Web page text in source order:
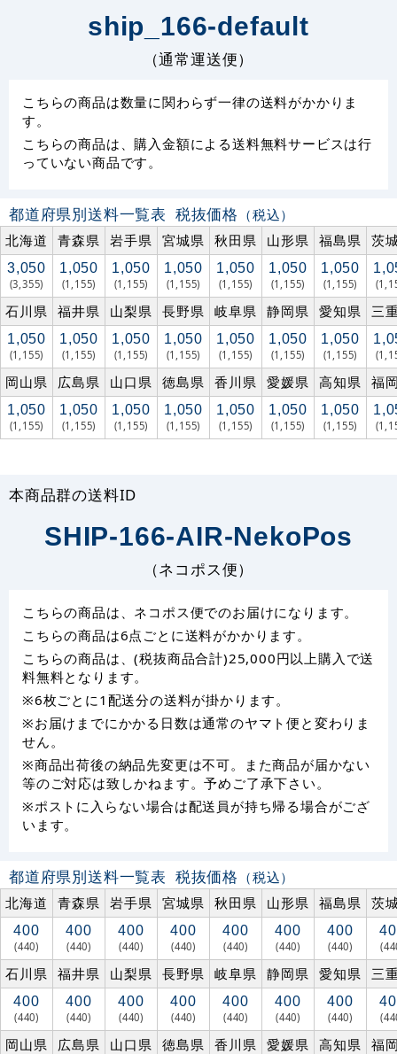
ship_166-default
（通常運送便）
こちらの商品は数量に関わらず一律の送料がかかりま
す。
こちらの商品は、購入金額による送料無料サービスは行
っていない商品です。
都道府県別送料一覧表 税抜価格 （税込）
北海道
青森県 岩手県 宮城県 秋田県 山形県 福島県 茨
3,050
(3,355)
1,050
(1,155)
1,050
(1,155)
1,050
(1,155)
1,050
(1,155)
1,050
(1,155)
1,050
(1,155)
石川県 福井県 山梨県 長野県 岐阜県 静岡県 愛知県 三
1,050
(1,155)
1,050
(1,155)
1,050
(1,155)
1,050
(1,155)
1,050
(1,155)
1,050
(1,155)
1,050
(1,155)
岡山県 広島県 山口県 徳島県 香川県 愛媛県 高知県 福
1,050
(1,155)
1,050
(1,155)
1,050
(1,155)
1,050
(1,155)
1,050
(1,155)
1,050
(1,155)
1,050
(1,155)
本商品群の送料ID
SHIP-166-AIR-NekoPos
（ネコポス便）
こちらの商品は、ネコポス便でのお届けになります。
こちらの商品は6点ごとに送料がかかります。
こちらの商品は、(税抜商品合計)25,000円以上購入で送
料無料となります。
※6枚ごとに1配送分の送料が掛かります。
※お届けまでにかかる日数は通常のヤマト便と変わりま
せん。
※商品出荷後の納品先変更は不可。また商品が届かない
等のご対応は致しかねます。予めご了承下さい。
※ポストに入らない場合は配送員が持ち帰る場合がござ
います。
都道府県別送料一覧表 税抜価格 （税込）
北海道
青森県 岩手県 宮城県 秋田県 山形県 福島県 茨
400
(440)
400
(440)
400
(440)
400
(440)
400
(440)
400
(440)
400
(440)
石川県 福井県 山梨県 長野県 岐阜県 静岡県 愛知県 三
400
(440)
400
(440)
400
(440)
400
(440)
400
(440)
400
(440)
400
(440)
岡山県 広島県 山口県 徳島県 香川県 愛媛県 高知県 福